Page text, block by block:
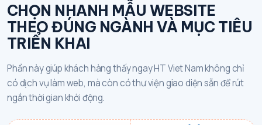
CHỌN NHANH MẪU WEBSITE
THEO ĐÚNG NGÀNH VÀ MỤC TIÊU
TRIỂN KHAI
Phần này giúp khách hàng thấy ngay HT Viet Nam không chỉ
có dịch vụ làm web, mà còn có thư viện giao diện sẵn để rút
ngắn thời gian khởi động.